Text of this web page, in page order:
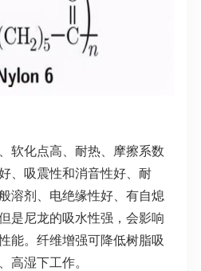
软化点高、耐热、摩擦系数
、吸震性和消音性好、耐
溶剂、电绝缘性好、有自熄
是尼龙的吸水性强，会影响
能。纤维增强可降低树脂吸
高湿下工作。